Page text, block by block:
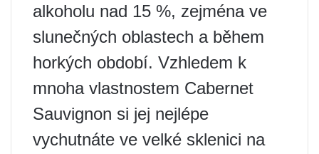
alkoholu nad 15 %, zejména ve
slunečných oblastech a během
horkých období. Vzhledem k
mnoha vlastnostem Cabernet
Sauvignon si jej nejlépe
vychutnáte ve velké sklenici na